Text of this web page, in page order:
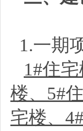
1.一期
1#住
楼、5#
宅楼、